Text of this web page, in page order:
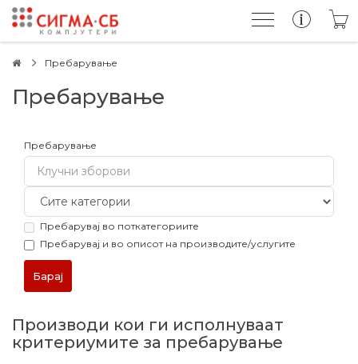
Пребарување
Пребарување
Пребарување
Пребарувај во поткатегориите
Пребарувај и во описот на производите/услугите
Производи кои ги исполнуваат
критериумите за пребарување